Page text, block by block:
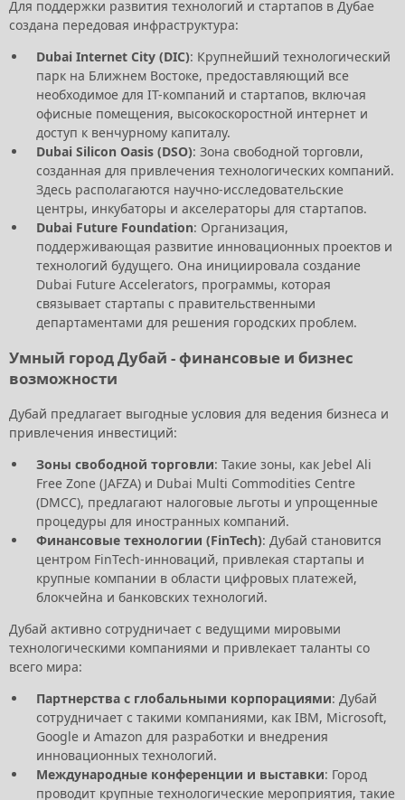
Для поддержки развития технологий и стартапов в Дубае
создана передовая инфраструктура:
Dubai Internet City (DIC): Крупнейший технологический
парк на Ближнем Востоке, предоставляющий все
необходимое для IT-компаний и стартапов, включая
офисные помещения, высокоскоростной интернет и
доступ к венчурному капиталу.
Dubai Silicon Oasis (DSO): Зона свободной торговли,
созданная для привлечения технологических компаний.
Здесь располагаются научно-исследовательские
центры, инкубаторы и акселераторы для стартапов.
Dubai Future Foundation: Организация,
поддерживающая развитие инновационных проектов и
технологий будущего. Она инициировала создание
Dubai Future Accelerators, программы, которая
связывает стартапы с правительственными
департаментами для решения городских проблем.
Умный город Дубай - финансовые и бизнес
возможности
Дубай предлагает выгодные условия для ведения бизнеса и
привлечения инвестиций:
Зоны свободной торговли: Такие зоны, как Jebel Ali
Free Zone (JAFZA) и Dubai Multi Commodities Centre
(DMCC), предлагают налоговые льготы и упрощенные
процедуры для иностранных компаний.
Финансовые технологии (FinTech): Дубай становится
центром FinTech-инноваций, привлекая стартапы и
крупные компании в области цифровых платежей,
блокчейна и банковских технологий.
Дубай активно сотрудничает с ведущими мировыми
технологическими компаниями и привлекает таланты со
всего мира:
Партнерства с глобальными корпорациями: Дубай
сотрудничает с такими компаниями, как IBM, Microsoft,
Google и Amazon для разработки и внедрения
инновационных технологий.
Международные конференции и выставки: Город
проводит крупные технологические мероприятия, такие